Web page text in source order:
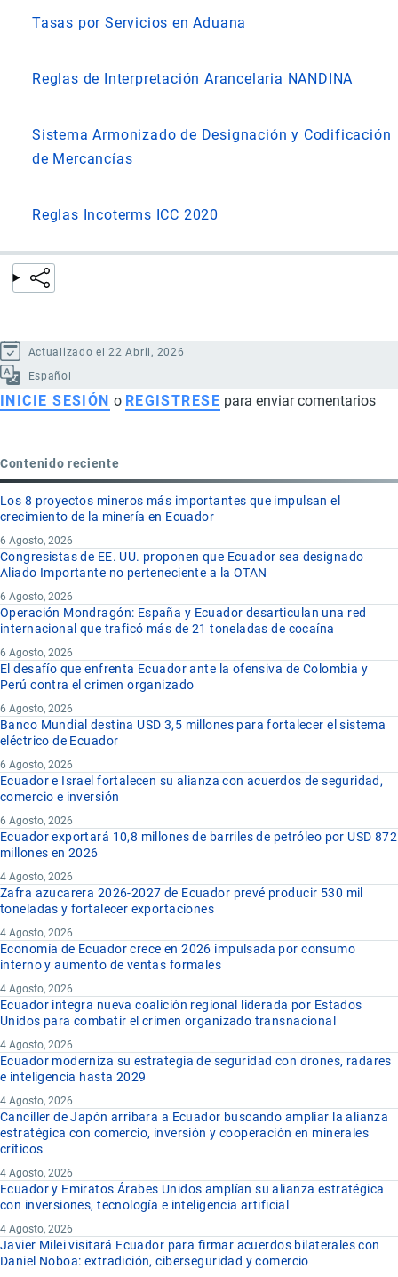
Tasas por Servicios en Aduana
Reglas de Interpretación Arancelaria NANDINA
Sistema Armonizado de Designación y Codificación
de Mercancías
Reglas Incoterms ICC 2020
Actualizado el 22 Abril, 2026
Español
INICIE SESIÓN o REGISTRESE para enviar comentarios
Contenido reciente
Los 8 proyectos mineros más importantes que impulsan el
crecimiento de la minería en Ecuador
6 Agosto, 2026
Congresistas de EE. UU. proponen que Ecuador sea designado
Aliado Importante no perteneciente a la OTAN
6 Agosto, 2026
Operación Mondragón: España y Ecuador desarticulan una red
internacional que traficó más de 21 toneladas de cocaína
6 Agosto, 2026
El desafío que enfrenta Ecuador ante la ofensiva de Colombia y
Perú contra el crimen organizado
6 Agosto, 2026
Banco Mundial destina USD 3,5 millones para fortalecer el sistema
eléctrico de Ecuador
6 Agosto, 2026
Ecuador e Israel fortalecen su alianza con acuerdos de seguridad,
comercio e inversión
6 Agosto, 2026
Ecuador exportará 10,8 millones de barriles de petróleo por USD 872
millones en 2026
4 Agosto, 2026
Zafra azucarera 2026-2027 de Ecuador prevé producir 530 mil
toneladas y fortalecer exportaciones
4 Agosto, 2026
Economía de Ecuador crece en 2026 impulsada por consumo
interno y aumento de ventas formales
4 Agosto, 2026
Ecuador integra nueva coalición regional liderada por Estados
Unidos para combatir el crimen organizado transnacional
4 Agosto, 2026
Ecuador moderniza su estrategia de seguridad con drones, radares
e inteligencia hasta 2029
4 Agosto, 2026
Canciller de Japón arribara a Ecuador buscando ampliar la alianza
estratégica con comercio, inversión y cooperación en minerales
críticos
4 Agosto, 2026
Ecuador y Emiratos Árabes Unidos amplían su alianza estratégica
con inversiones, tecnología e inteligencia artificial
4 Agosto, 2026
Javier Milei visitará Ecuador para firmar acuerdos bilaterales con
Daniel Noboa: extradición, ciberseguridad y comercio